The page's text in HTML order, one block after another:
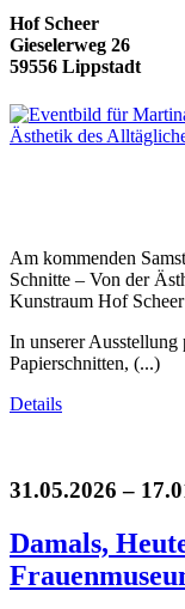
Hof Scheer
Gieselerweg 26
59556 Lippstadt
Am kommenden
Schnitte – Von der
Kunstraum Hof
In unserer
Papierschnitten, (...)
Details
31.05.2026 –
Damals,